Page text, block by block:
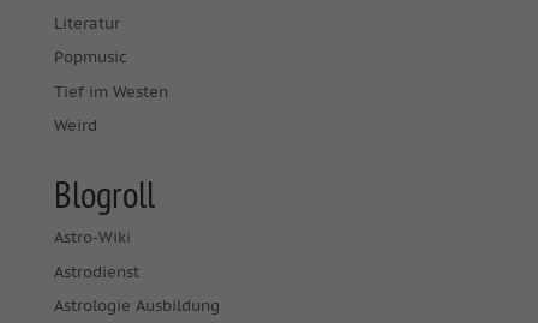
Literatur
Popmusic
Tief im Westen
Weird
Blogroll
Astro-Wiki
Astrodienst
Astrologie Ausbildung